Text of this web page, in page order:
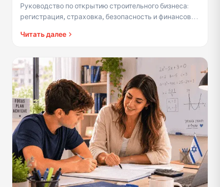
Руководство по открытию строительного бизнеса:
регистрация, страховка, безопасность и финансовое
Читать далее